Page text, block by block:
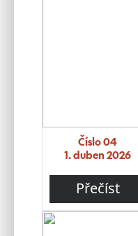
Číslo 04
1. duben 2026
Přečíst